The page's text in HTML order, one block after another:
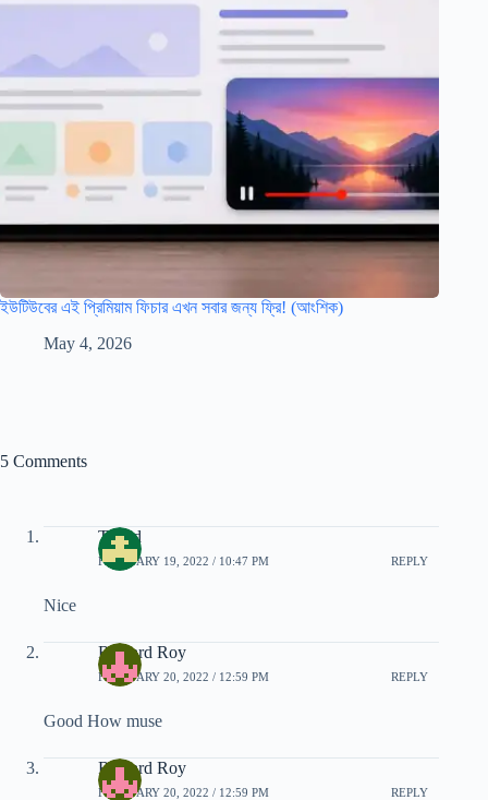
ইউটিউবের এই প্রিমিয়াম ফিচার এখন সবার জন্য ফ্রি! (আংশিক)
May 4, 2026
5 Comments
Tanjid
FEBRUARY 19, 2022 / 10:47 PM REPLY
Nice
Richard Roy
FEBRUARY 20, 2022 / 12:59 PM REPLY
Good How muse
Richard Roy
FEBRUARY 20, 2022 / 12:59 PM REPLY